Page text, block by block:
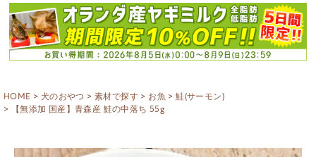
HOME 犬のおやつ 素材で探す お魚
鮭(サーモン)
【無添加 国産】青森産 鮭の中落ち 55g